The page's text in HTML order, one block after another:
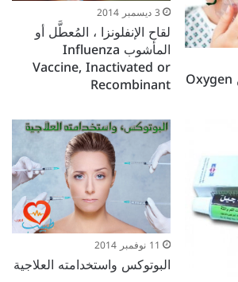
المعالجة بالأوكسجين Oxygen
3 ديسمبر 2014
لقاح الإنفلونزا ، المُعطَّل أو
المأشوب Influenza
Vaccine, Inactivated or
Recombinant
11 نوفمبر 2014
البوتوكس واستخدامته العلاجية